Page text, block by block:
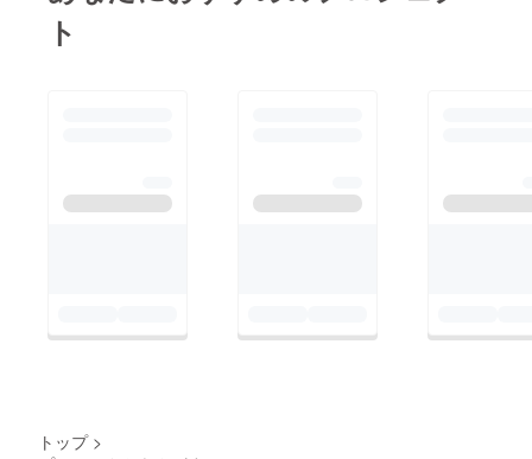
ト
トップ >